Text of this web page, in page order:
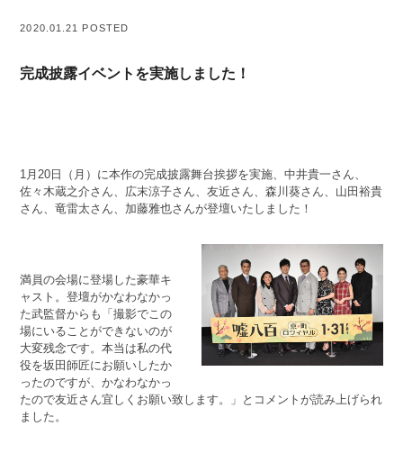
2020.01.21 POSTED
完成披露イベントを実施しました！
1月20日（月）に本作の完成披露舞台挨拶を実施、中井貴一さん、
佐々木蔵之介さん、広末涼子さん、友近さん、森川葵さん、山田裕貴
さん、竜雷太さん、加藤雅也さんが登壇いたしました！
満員の会場に登場した豪華キ
ャスト。登壇がかなわなかっ
た武監督からも「撮影でこの
場にいることができないのが
大変残念です。本当は私の代
役を坂田師匠にお願いしたか
ったのですが、かなわなかっ
たので友近さん宜しくお願い致します。」とコメントが読み上げられ
ました。